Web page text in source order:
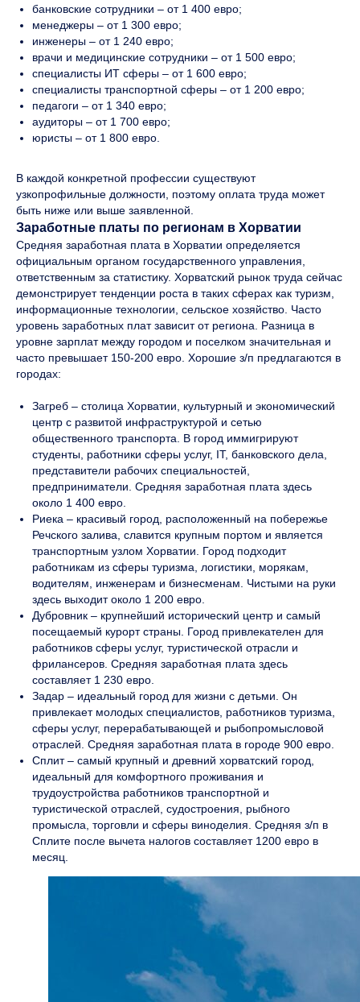
банковские сотрудники – от 1 400 евро;
менеджеры – от 1 300 евро;
инженеры – от 1 240 евро;
врачи и медицинские сотрудники – от 1 500 евро;
специалисты ИТ сферы – от 1 600 евро;
специалисты транспортной сферы – от 1 200 евро;
педагоги – от 1 340 евро;
аудиторы – от 1 700 евро;
юристы – от 1 800 евро.
В каждой конкретной профессии существуют
узкопрофильные должности, поэтому оплата труда может
быть ниже или выше заявленной.
Заработные платы по регионам в Хорватии
Средняя заработная плата в Хорватии определяется
официальным органом государственного управления,
ответственным за статистику. Хорватский рынок труда сейчас
демонстрирует тенденции роста в таких сферах как туризм,
информационные технологии, сельское хозяйство. Часто
уровень заработных плат зависит от региона. Разница в
уровне зарплат между городом и поселком значительная и
часто превышает 150-200 евро. Хорошие з/п предлагаются в
городах:
Загреб – столица Хорватии, культурный и экономический
центр с развитой инфраструктурой и сетью
общественного транспорта. В город иммигрируют
студенты, работники сферы услуг, IT, банковского дела,
представители рабочих специальностей,
предприниматели. Средняя заработная плата здесь
около 1 400 евро.
Риека – красивый город, расположенный на побережье
Речского залива, славится крупным портом и является
транспортным узлом Хорватии. Город подходит
работникам из сферы туризма, логистики, морякам,
водителям, инженерам и бизнесменам. Чистыми на руки
здесь выходит около 1 200 евро.
Дубровник – крупнейший исторический центр и самый
посещаемый курорт страны. Город привлекателен для
работников сферы услуг, туристической отрасли и
фрилансеров. Средняя заработная плата здесь
составляет 1 230 евро.
Задар – идеальный город для жизни с детьми. Он
привлекает молодых специалистов, работников туризма,
сферы услуг, перерабатывающей и рыбопромысловой
отраслей. Средняя заработная плата в городе 900 евро.
Сплит – самый крупный и древний хорватский город,
идеальный для комфортного проживания и
трудоустройства работников транспортной и
туристической отраслей, судостроения, рыбного
промысла, торговли и сферы виноделия. Средняя з/п в
Сплите после вычета налогов составляет 1200 евро в
месяц.